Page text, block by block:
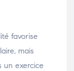
favorise
mais
un exercice